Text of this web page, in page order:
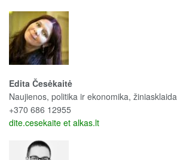
Edita Česėkaitė
Naujienos, politika ir ekonomika, žiniasklaida
+370 686 12955
dite.cesekaite et alkas.lt